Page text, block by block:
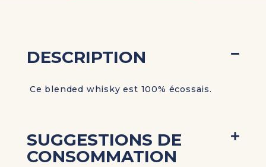
DESCRIPTION
Ce blended whisky est 100% écossais.
SUGGESTIONS DE
CONSOMMATION